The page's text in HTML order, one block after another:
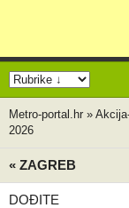
Metro-portal.hr »
2026
« ZAGREB
DOĐITE